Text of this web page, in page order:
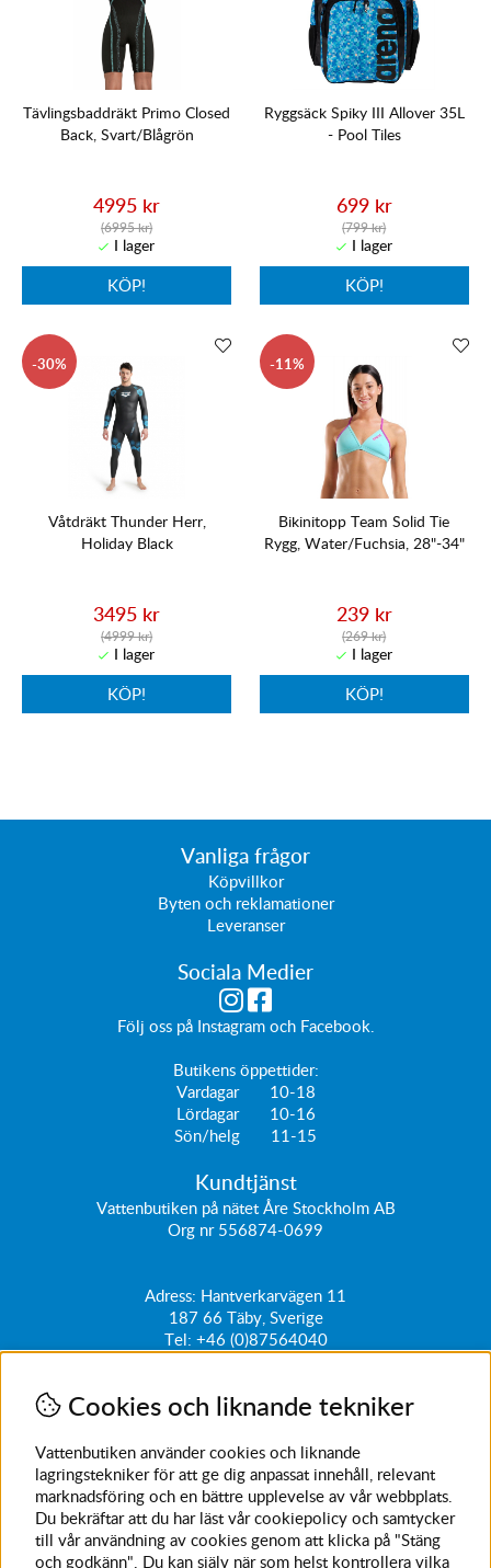
Tävlingsbaddräkt Primo Closed
Back, Svart/Blågrön
4995 kr
(6995 kr)
KÖP!
Ryggsäck Spiky III Allover 35L
- Pool Tiles
699 kr
(799 kr)
KÖP!
30
Våtdräkt Thunder Herr,
Holiday Black
3495 kr
(4999 kr)
KÖP!
11
Bikinitopp Team Solid Tie
Rygg, Water/Fuchsia, 28"-34"
239 kr
(269 kr)
KÖP!
Vanliga frågor
Köpvillkor
Byten och reklamationer
Leveranser
Sociala Medier
Följ oss på Instagramoch Facebook
Butikens öppettider:
Vardagar 10-18
Lördagar 10-16
Sön/helg 11-15
Kundtjänst
Vattenbutiken på nätet Åre Stockholm AB
Org nr 556874-0699
Adress: Hantverkarvägen 11
187 66 Täby, Sverige
Tel: +46 (0)87564040
kundtjanst@vattenbutiken.se
Få vårt nyhetsbrev
Ange din e-post nedan för att ta del av nyheter och
erbjudanden
SKICKA
Avanmäl nyhetsbrev
Cookies och liknande tekniker
Vattenbutiken använder cookies och liknande
lagringstekniker för att ge dig anpassat innehåll, relevant
marknadsföring och en bättre upplevelse av vår webbplats.
Du bekräftar att du har läst vår cookiepolicy och samtycker
till vår användning av cookies genom att klicka på "Stäng
och godkänn". Du kan själv när som helst kontrollera vilka